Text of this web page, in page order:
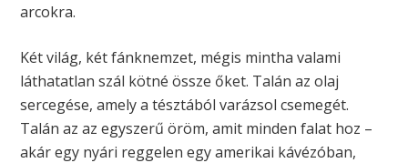
arcokra.
Két világ, két fánknemzet, mégis mintha valami
láthatatlan szál kötné össze őket. Talán az olaj
sercegése, amely a tésztából varázsol csemegét.
Talán az az egyszerű öröm, amit minden falat hoz –
akár egy nyári reggelen egy amerikai kávézóban,